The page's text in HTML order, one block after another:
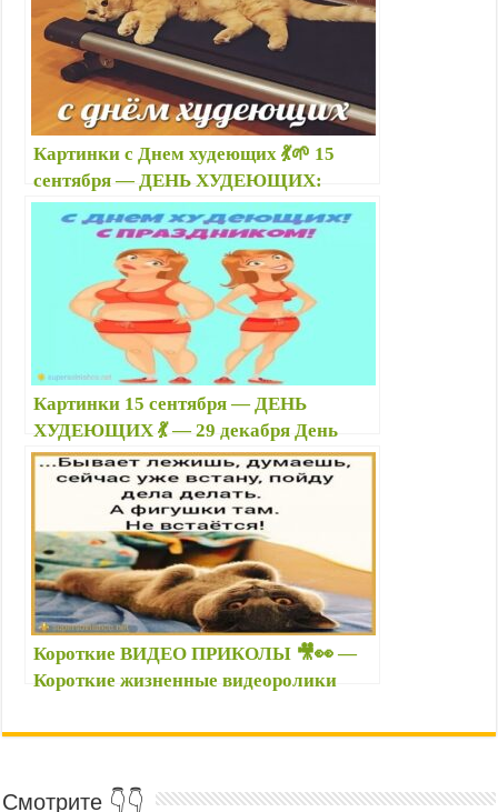
o
p
p
a
m
a
s
n
i
k
i
e
s
t
r
Картинки с Днем худеющих 💃🌱 15
сентября — ДЕНЬ ХУДЕЮЩИХ:
самые прикольные открытки,
надписи, пожелания подруге
Картинки 15 сентября — ДЕНЬ
ХУДЕЮЩИХ 💃 — 29 декабря День
«Стань на весы» ⚖️ — 2 июня День
здорового питания и отказа от
излишеств в еде 🌱
Короткие ВИДЕО ПРИКОЛЫ 🎥👀 —
Короткие жизненные видеоролики
прикольные картинки и ржачные
Смотрите 👇👇